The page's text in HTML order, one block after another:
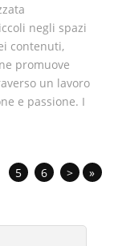
negli spazi
contenuti,
promuove
un lavoro
e passione. I
5 6 > »